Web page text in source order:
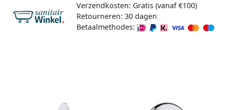
Verzendkosten: Gratis (vanaf €100)
Retourneren: 30 dagen
Betaalmethodes: